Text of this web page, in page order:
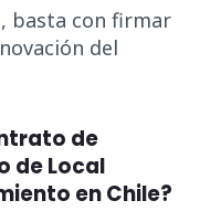
basta con firmar
del
de
de Local
en Chile?